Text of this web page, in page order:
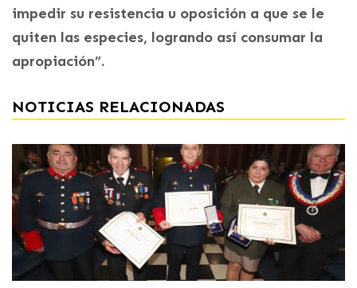
impedir su resistencia u oposición a que se le
quiten las especies, logrando así consumar la
apropiación”.
NOTICIAS RELACIONADAS